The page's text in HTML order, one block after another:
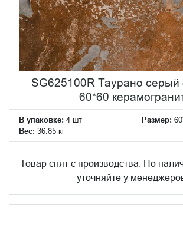
SG625100R Таурано серый
60*60
В упаковке: 4 шт Размер:
Вес: 36.85 кг
Товар снят с производства. По
уточняйте у